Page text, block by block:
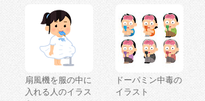
扇風機を服の中に
入れる人のイラス
ドーパミン中毒の
イラスト